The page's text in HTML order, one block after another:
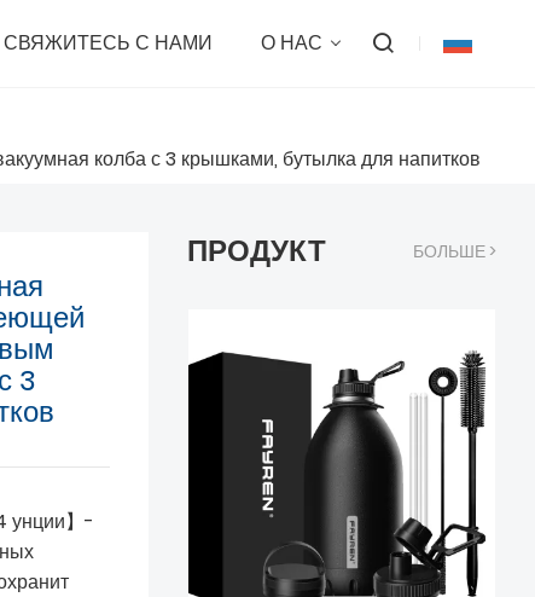
СВЯЖИТЕСЬ С НАМИ О НАС
колба с 3 крышками, бутылка для напитков
3
унции】-
ПРОДУКТ БОЛЬШЕ >